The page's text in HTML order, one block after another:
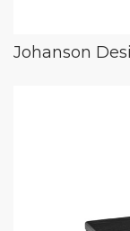
Johanson